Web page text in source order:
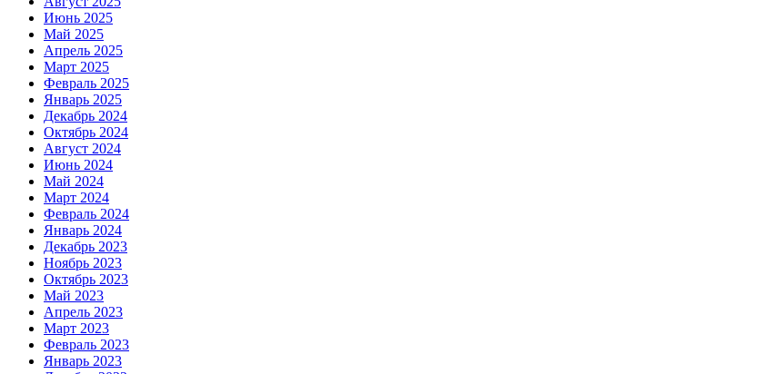
Июнь 2025
Май 2025
Апрель 2025
Март 2025
Февраль 2025
Январь 2025
Декабрь 2024
Октябрь 2024
Август 2024
Июнь 2024
Май 2024
Март 2024
Февраль 2024
Январь 2024
Декабрь 2023
Ноябрь 2023
Октябрь 2023
Май 2023
Апрель 2023
Март 2023
Февраль 2023
Январь 2023